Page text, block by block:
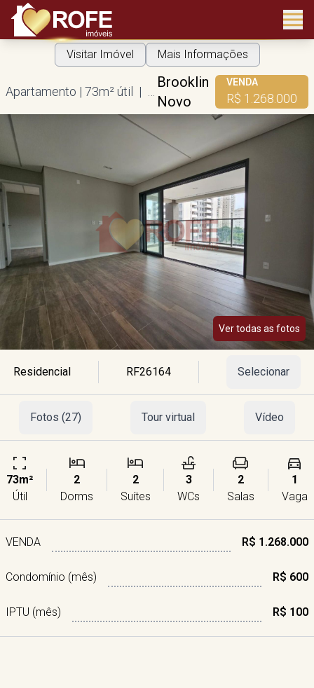
Brooklin
Novo
VENDA
R$ 1.268.000
Visitar Imóvel Mais Informações
Ver todas as fotos
Residencial RF26164 Selecionar
Fotos (27) Tour virtual Vídeo
73m²
Útil
2
Dorms
2
Suítes
3
WCs
2
Salas
1
Vaga
VENDA R$ 1.268.000
Condomínio (mês) R$ 600
IPTU (mês) R$ 100